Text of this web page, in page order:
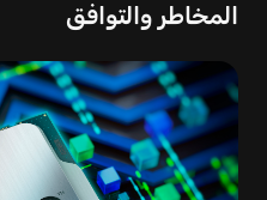
المخاطر والتوافق